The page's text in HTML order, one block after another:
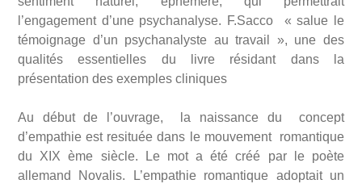
l’engagement d’une psychanalyse. F.Sacco « salue le
témoignage d’un psychanalyste au travail », une des
qualités essentielles du livre résidant dans la
présentation des exemples cliniques
Au début de l’ouvrage, la naissance du concept
d’empathie est resituée dans le mouvement romantique
du XIX ème siècle. Le mot a été créé par le poète
allemand Novalis. L’empathie romantique adoptait un